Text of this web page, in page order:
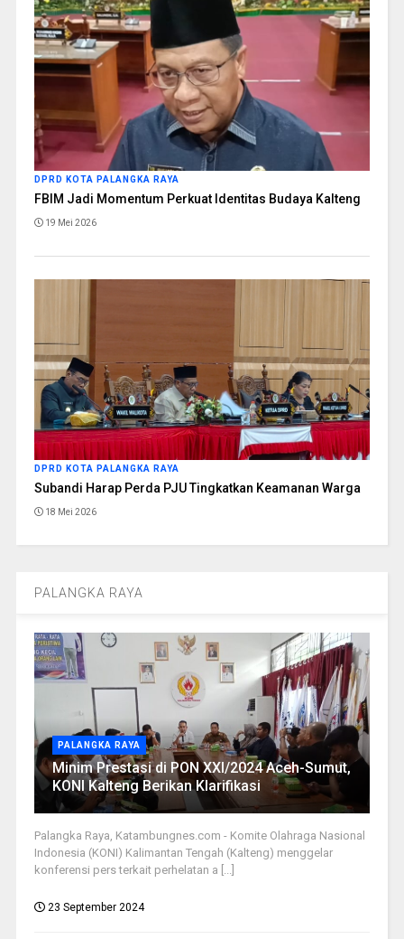
DPRD KOTA PALANGKA RAYA
FBIM Jadi Momentum Perkuat Identitas Budaya Kalteng
19 Mei 2026
DPRD KOTA PALANGKA RAYA
Subandi Harap Perda PJU Tingkatkan Keamanan Warga
18 Mei 2026
PALANGKA RAYA
PALANGKA RAYA
Minim Prestasi di PON XXI/2024 Aceh-Sumut,
KONI Kalteng Berikan Klarifikasi
Palangka Raya, Katambungnes.com - Komite Olahraga Nasional
Indonesia (KONI) Kalimantan Tengah (Kalteng) menggelar
konferensi pers terkait perhelatan a [...]
23 September 2024